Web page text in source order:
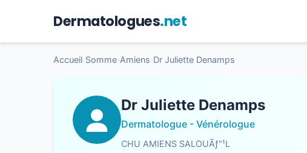
Dermatologues.net
Accueil Somme Amiens Dr Juliette Denamps
Dr Juliette Denamps
Dermatologue - Vénérologue
CHU AMIENS SALOUÃƒ"¹L